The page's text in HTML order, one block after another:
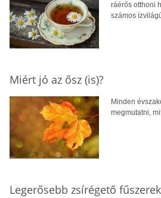
ráérős otthoni
számos
Miért jó az ősz (is)?
Minden
megmutatni,
Legerősebb zsírégető